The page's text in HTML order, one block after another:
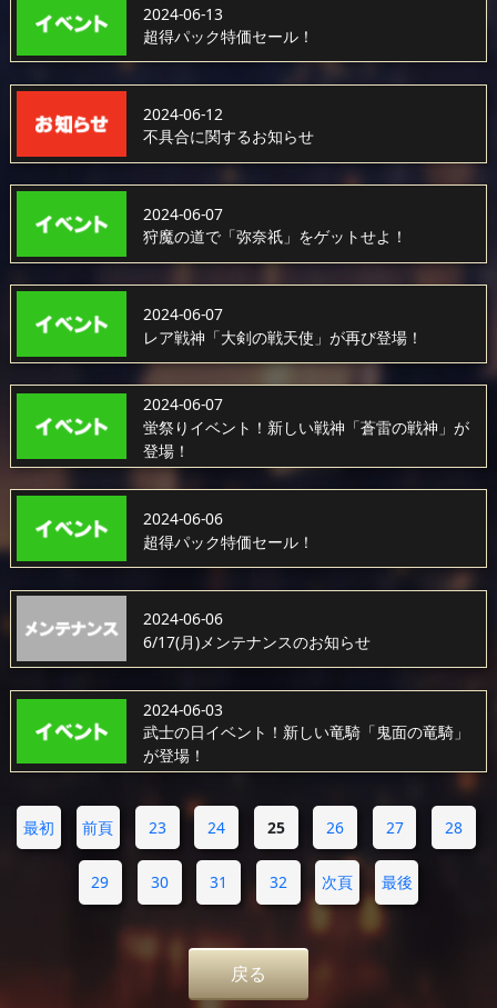
2024-06-13
超得パック特価セール！
2024-06-12
不具合に関するお知らせ
2024-06-07
狩魔の道で「弥奈祇」をゲットせよ！
2024-06-07
レア戦神「大剣の戦天使」が再び登場！
2024-06-07
蛍祭りイベント！新しい戦神「蒼雷の戦神」が
登場！
2024-06-06
超得パック特価セール！
2024-06-06
6/17(月)メンテナンスのお知らせ
2024-06-03
武士の日イベント！新しい竜騎「鬼面の竜騎」
が登場！
最初 前頁 23 24 25 26 27 28
29 30 31 32 次頁 最後
戻る